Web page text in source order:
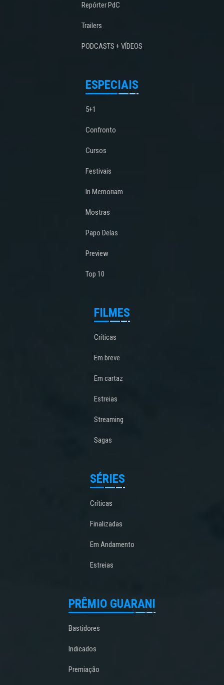
Repórter PdC
Trailers
PODCASTS + VÍDEOS
ESPECIAIS
5+1
Confronto
Cursos
Festivais
In Memoriam
Mostras
Papo Delas
Preview
Top 10
FILMES
Críticas
Em breve
Em cartaz
Estreias
Streaming
Sagas
SÉRIES
Críticas
Finalizadas
Em Andamento
Estreias
PRÊMIO GUARANI
Bastidores
Indicados
Premiação